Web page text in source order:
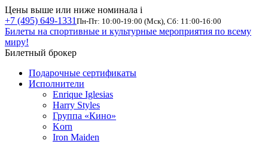
Цены выше или ниже номинала i
+7 (495) 649-1331 Пн-Пт: 10:00-19:00 (Мск), Сб: 11:00-16:00
Билеты на спортивные и культурные мероприятия по всему
миру!
Билетный брокер
Подарочные сертификаты
Исполнители
Enrique Iglesias
Harry Styles
Группа «Кино»
Korn
Iron Maiden